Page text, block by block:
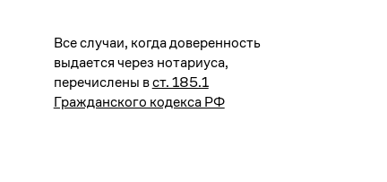
Все случаи, когда доверенность
выдается через нотариуса,
перечислены вст. 185.1
Гражданского кодекса РФ